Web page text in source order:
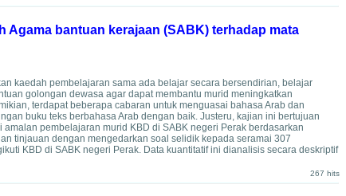
bantuan kerajaan (SABK) terhadap mata
kaedah pembelajaran sama ada belajar secara bersendirian, belajar
golongan dewasa agar dapat membantu murid meningkatkan
terdapat beberapa cabaran untuk menguasai bahasa Arab dan
buku teks berbahasa Arab dengan baik. Justeru, kajian ini bertujuan
pembelajaran murid KBD di SABK negeri Perak berdasarkan
tinjauan dengan mengedarkan soal selidik kepada seramai 307
KBD di SABK negeri Perak. Data kuantitatif ini dianalisis secara deskriptif
267 hits